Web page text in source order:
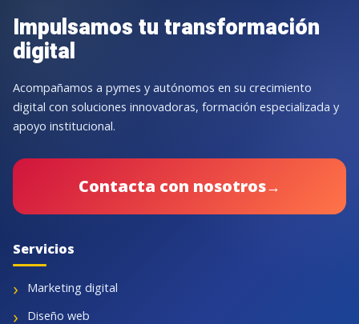
Impulsamos tu transformación
digital
Acompañamos a pymes y autónomos en su crecimiento
digital con soluciones innovadoras, formación especializada y
apoyo institucional.
Contacta con nosotros→
Servicios
Marketing digital
Diseño web